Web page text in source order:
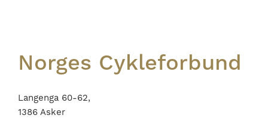
Norges Cykleforbund
Langenga 60-62,
1386 Asker